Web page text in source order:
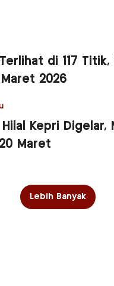
di 117
2026
Hilal Kepri
Maret
Lebih Banyak